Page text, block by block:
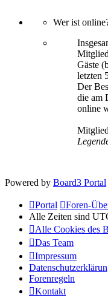
Wer ist
Gäste
letzten
Der
die am
online
Powered by Board3 Portal
Portal
Foren-
Alle Zeiten sind
Alle Cookies des
Das Team
Impressum
Forenregeln
Kontakt